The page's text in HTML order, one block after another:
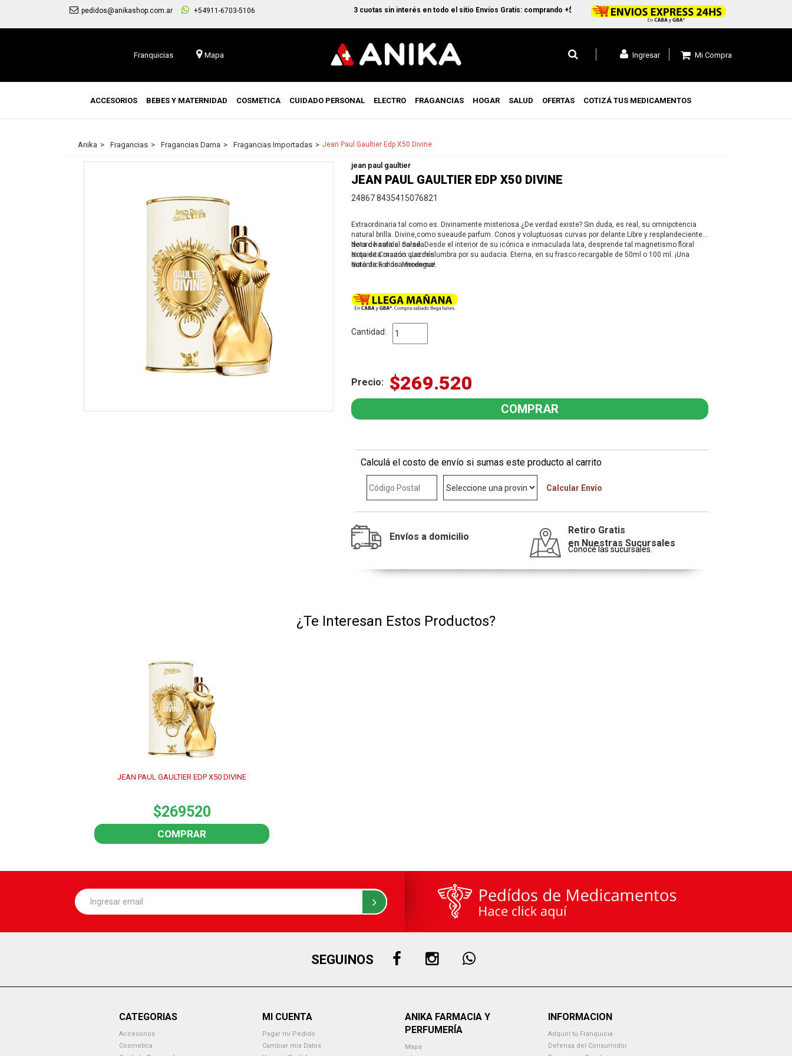
pedidos@anikashop.com.ar +54911-6703-5106 3 cuotas sin interés en todo el sitio Envíos Gratis: comprando +$45.000 en CABA y GBA1 y +$99.000 a todo el pais
Franquicias Mapa Mi Compra
Ingresar
ACCESORIOS BEBES Y MATERNIDAD COSMETICA CUIDADO PERSONAL ELECTRO FRAGANCIAS HOGAR SALUD OFERTAS COTIZÁ TUS MEDICAMENTOS
Anika Fragancias Fragancias Dama Fragancias Importadas Jean Paul Gaultier Edp X50 Divine
jean paul gaultier
JEAN PAUL GAULTIER EDP X50 DIVINE
24867 8435415076821
Extraordinaria tal como es. Divinamente misteriosa.¿De verdad existe? Sin duda, es real, su omnipotencia
natural brilla. Divine,como sueaude parfum. Conos y voluptuosas curvas por delante.Libre y resplandeciente
de oro hasta el corsé. Desde el interior de su icónica e inmaculada lata, desprende tal magnetismo floral
exquisita marino que deslumbra por su audacia. Eterna, en su frasco recargable de 50ml o 100 ml. ¡Una
auténtica diosa moderna!
Nota de salida: Salada.
Nota de Corazón: Jazmín.
Nota de Fondo: Merengue.
Cantidad:
Precio: $269.520
Calculá el costo de envío si sumas este producto al carrito
Calcular Envío
Envíos a domicilio
Retiro Gratis
en Nuestras Sucursales
Conocé las sucursales.
¿Te Interesan Estos Productos?
JEAN PAUL GAULTIER EDP X50 DIVINE
$269520
COMPRAR
SEGUINOS
CATEGORIAS
Accesorios
Cosmetica
MI CUENTA
Pagar mi Pedido
Cambiar mis Datos
ANIKA FARMACIA Y
PERFUMERÍA
Mapa
INFORMACION
Adquirí tu Franquicia
Defensa del Consumidor